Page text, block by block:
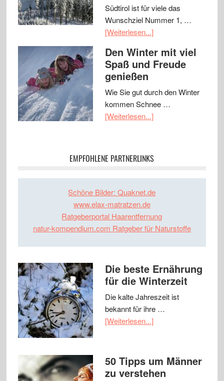
Südtirol ist für viele das
Wunschziel Nummer 1, …
[Weiterlesen...]
Den Winter mit viel
Spaß und Freude
genießen
Wie Sie gut durch den Winter
kommen Schnee …
[Weiterlesen...]
EMPFOHLENE PARTNERLINKS
Schöne Bilder: Quaknet.de
www.elax-matratzen.de
Ratgeberportal Haarentfernung
natur-kompendium.com Ratgeber für Naturstoffe
Die beste Ernährung
für die Winterzeit
Die kalte Jahreszeit ist
bekannt für ihre …
[Weiterlesen...]
50 Tipps um Männer
zu verstehen